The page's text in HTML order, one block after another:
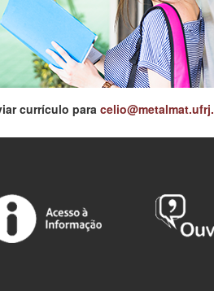
currículo para